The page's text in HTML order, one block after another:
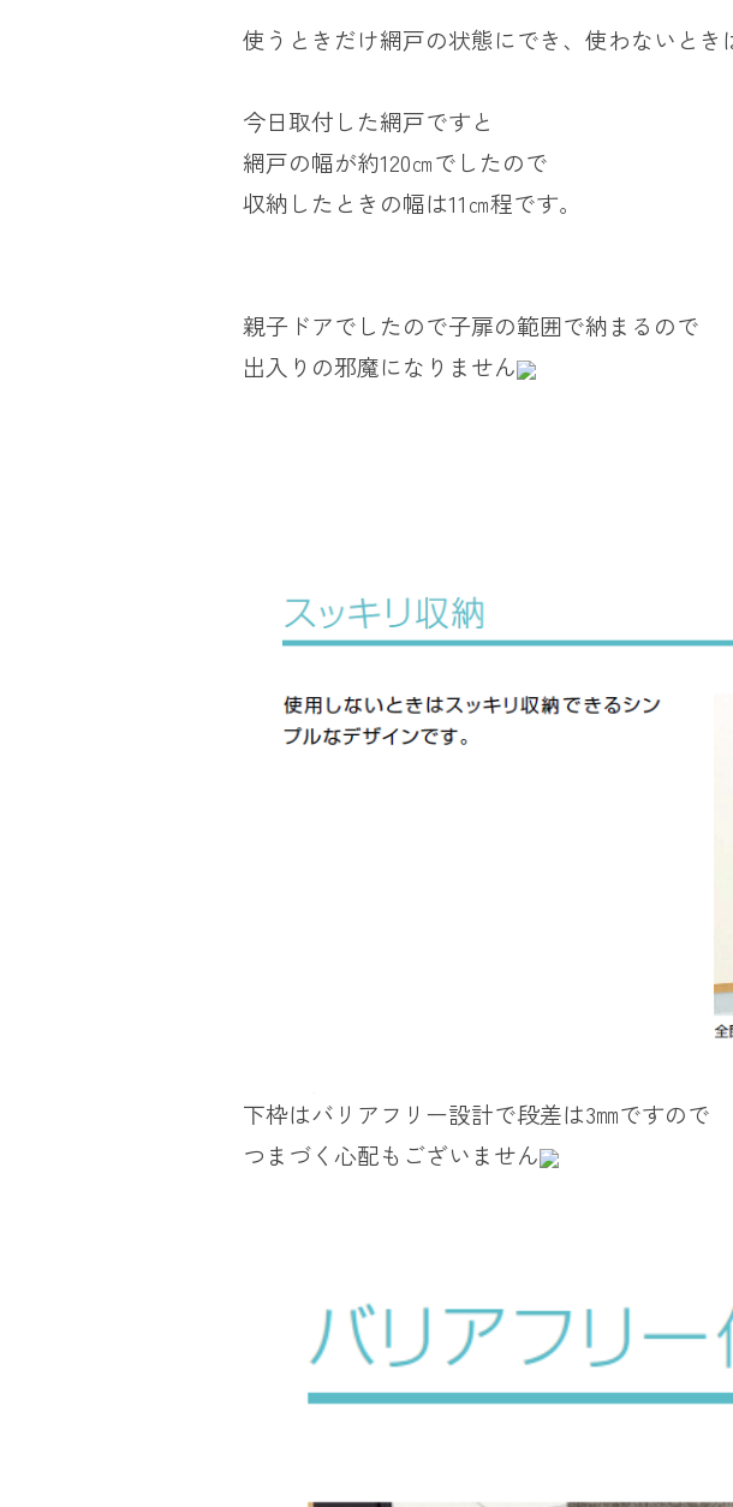
使うときだけ網戸の状態にでき、使わないと
今日取付した網戸ですと
網戸の幅が約120㎝でしたので
収納したときの幅は11㎝程です。
親子ドアでしたので子扉の範囲で納まるので
出入りの邪魔になりません
下枠はバリアフリー設計で段差は3㎜ですので
つまづく心配もございません